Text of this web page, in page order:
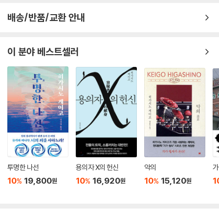
배송/반품/교환 안내
이 분야 베스트셀러
투명한 나선
10% 19,800원
용의자 X의 헌신
10% 16,920원
악의
10% 15,120원